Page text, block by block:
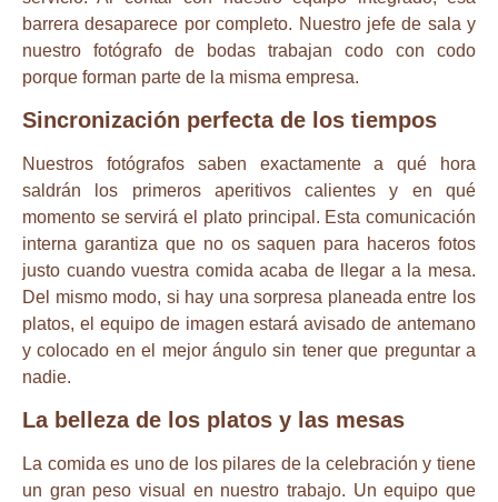
barrera desaparece por completo. Nuestro jefe de sala y
nuestro fotógrafo de bodas trabajan codo con codo
porque forman parte de la misma empresa.
Sincronización perfecta de los tiempos
Nuestros fotógrafos saben exactamente a qué hora
saldrán los primeros aperitivos calientes y en qué
momento se servirá el plato principal. Esta comunicación
interna garantiza que no os saquen para haceros fotos
justo cuando vuestra comida acaba de llegar a la mesa.
Del mismo modo, si hay una sorpresa planeada entre los
platos, el equipo de imagen estará avisado de antemano
y colocado en el mejor ángulo sin tener que preguntar a
nadie.
La belleza de los platos y las mesas
La comida es uno de los pilares de la celebración y tiene
un gran peso visual en nuestro trabajo. Un equipo que